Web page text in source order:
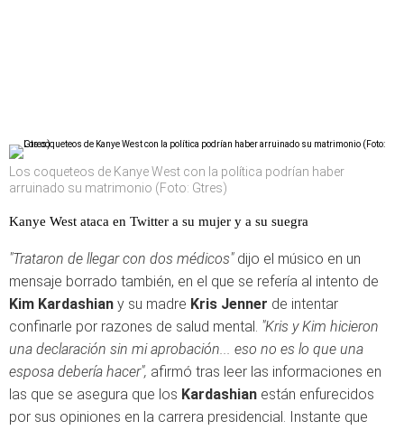
Los coqueteos de Kanye West con la política podrían haber
arruinado su matrimonio (Foto: Gtres)
Kanye West ataca en Twitter a su mujer y a su suegra
"Trataron de llegar con dos médicos"dijo el músico en un
mensaje borrado también, en el que se refería al intento de
Kim Kardashian y su madre Kris Jenner de intentar
confinarle por razones de salud mental. "Kris y Kim hicieron
una declaración sin mi aprobación... eso no es lo que una
esposa debería hacer", afirmó tras leer las informaciones en
las que se asegura que los Kardashian están enfurecidos
por sus opiniones en la carrera presidencial. Instante que